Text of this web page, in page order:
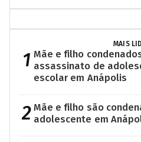
MAIS
1 Mãe e filho
assassinato de
escolar em Anápolis
2 Mãe e filho são
adolescente em